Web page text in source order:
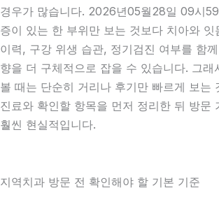
경우가 많습니다. 2026년05월28일 09시
증이 있는 한 부위만 보는 것보다 치아와 잇
이력, 구강 위생 습관, 정기검진 여부를 함
향을 더 구체적으로 잡을 수 있습니다. 그래
볼 때는 단순히 거리나 후기만 빠르게 보는
진료와 확인할 항목을 먼저 정리한 뒤 방문
훨씬 현실적입니다.
지역치과 방문 전 확인해야 할 기본 기준